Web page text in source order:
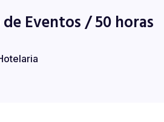
Eventos / 50 horas